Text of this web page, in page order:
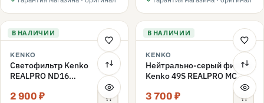
В НАЛИЧИИ
KENKO
Светофильтр Kenko
REALPRO ND16
нейтрально-серый 49mm
2 900 ₽
В НАЛИЧИИ
KENKO
Нейтрально-серый фильтр
Kenko 49S REALPRO MC
3 700 ₽